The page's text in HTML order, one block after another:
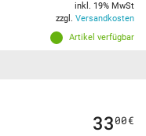
Artikel verfügbar
inkl. 19% MwSt
zzgl. Versandkosten
3300€